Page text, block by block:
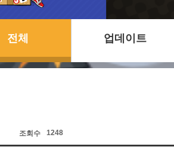
전체 업데이트
조회수 1248